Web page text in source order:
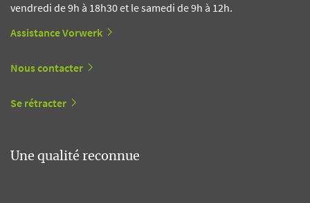
vendredi de 9h à 18h30 et le samedi de 9h à 12h.
Assistance Vorwerk
Nous contacter
Se rétracter
Une qualité reconnue